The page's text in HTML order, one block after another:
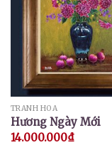
TRANH HOA
Hương Ngày Mới
14.000.000₫